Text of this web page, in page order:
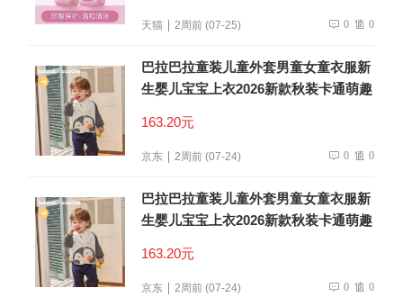
天猫 2周前 (07-25) 0 0
巴拉巴拉童装儿童外套男童女童衣服新
生婴儿宝宝上衣2026新款秋装卡通萌趣
163.20元
京东 2周前 (07-24) 0 0
巴拉巴拉童装儿童外套男童女童衣服新
生婴儿宝宝上衣2026新款秋装卡通萌趣
163.20元
京东 2周前 (07-24) 0 0